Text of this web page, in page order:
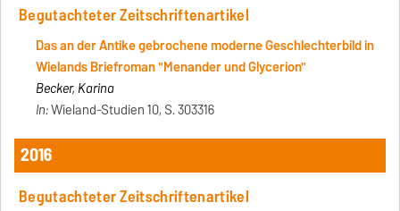
Begutachteter Zeitschriftenartikel
Das an der Antike gebrochene moderne Geschlechterbild in
Wielands Briefroman "Menander und Glycerion"
Becker, Karina
In:Wieland-Studien 10, S. 303316
2016
Begutachteter Zeitschriftenartikel